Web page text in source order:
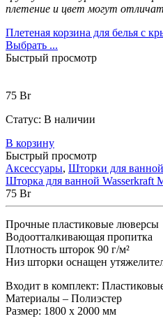
плетение и цвет могут
Плетеная корзина для белья с
Выбрать ...
Быстрый просмотр
75 Br
Статус: В наличии
В корзину
Быстрый просмотр
Аксессуары, Шторки для ванной
Шторка для ванной Wasserkraft
75 Br
Прочные пластиковые люверсы
Водоотталкивающая пропитка
Плотность шторок 90 г/м²
Низ шторки оснащен
Входит в комплект:
Материалы – Полиэстер
Размер: 1800 х 2000 мм